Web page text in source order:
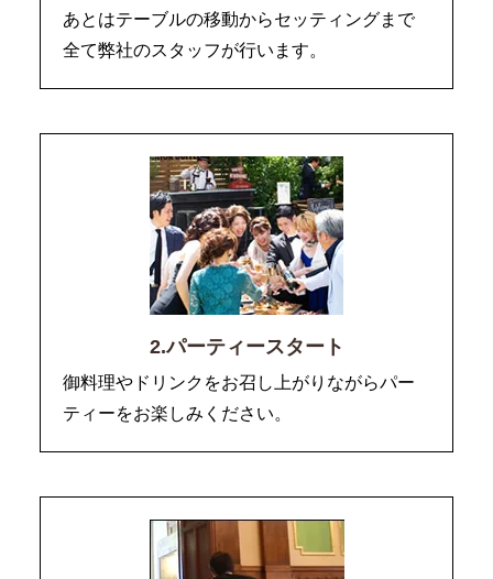
あとはテーブルの移動からセッティングまで
全て弊社のスタッフが行います。
2.パーティースタート
御料理やドリンクをお召し上がりながらパー
ティーをお楽しみください。